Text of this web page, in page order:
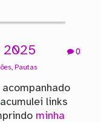
2025 0
, Pautas
links
minha